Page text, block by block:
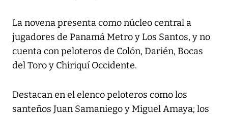
La novena presenta como núcleo central a
jugadores de Panamá Metro y Los Santos, y no
cuenta con peloteros de Colón, Darién, Bocas
del Toro y Chiriquí Occidente.
Destacan en el elenco peloteros como los
santeños Juan Samaniego y Miguel Amaya; los